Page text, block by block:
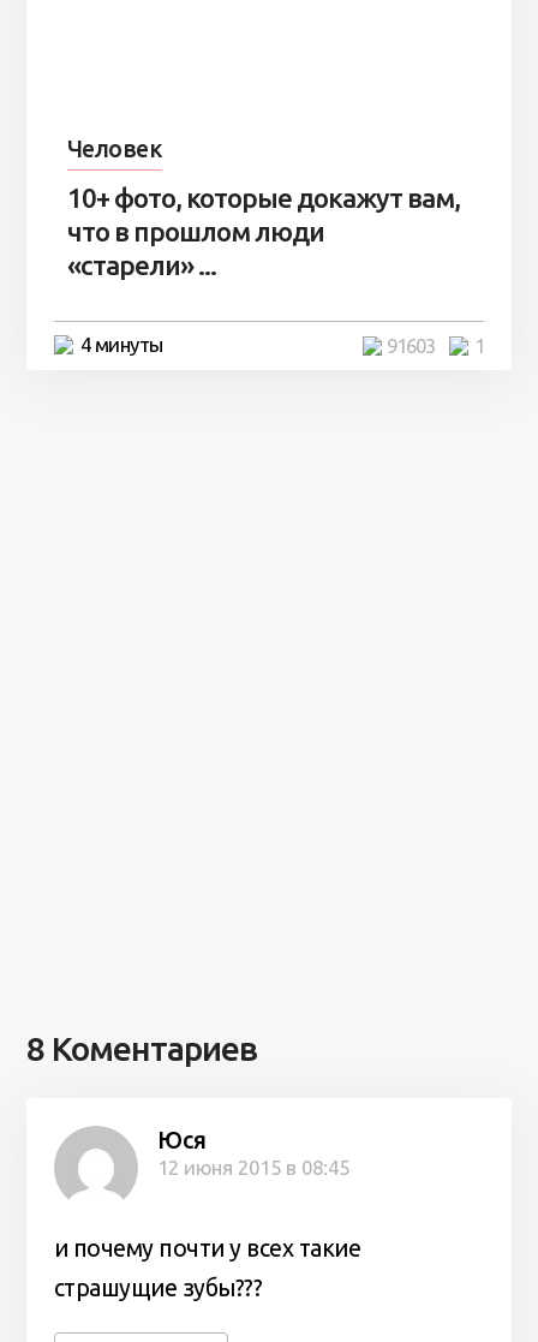
Человек
10+ фото, которые докажут вам,
что в прошлом люди
«старели» ...
4 минуты 1
91603
8 Коментариев
Юся
12 июня 2015 в 08:45
и почему почти у всех такие
страшущие зубы???